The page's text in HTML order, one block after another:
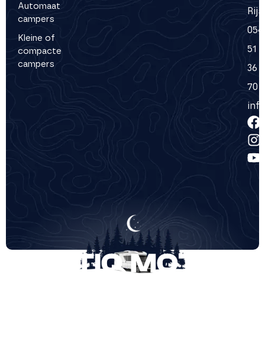
Automaat
campers
Kleine of
compacte
campers
51
36
70